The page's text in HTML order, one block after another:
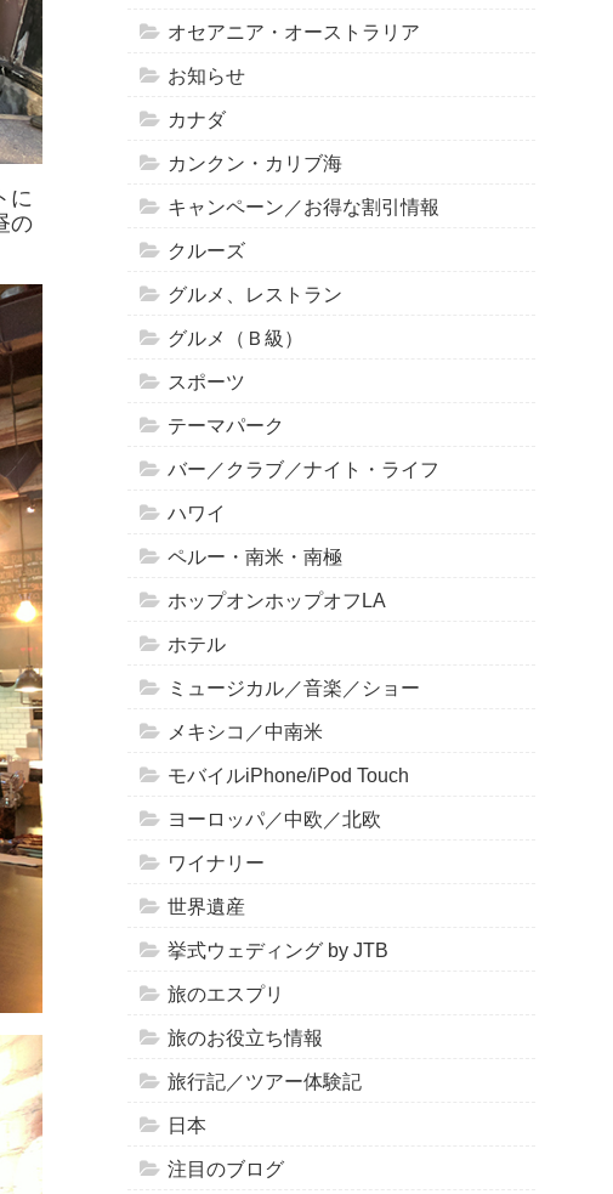
に
の
オセアニア・オーストラリア
お知らせ
カナダ
カンクン・カリブ海
キャンペーン／お得な割引情報
クルーズ
グルメ、レストラン
グルメ（Ｂ級）
スポーツ
テーマパーク
バー／クラブ／ナイト・ライフ
ハワイ
ペルー・南米・南極
ホップオンホップオフLA
ホテル
ミュージカル／音楽／ショー
メキシコ／中南米
モバイルiPhone/iPod Touch
ヨーロッパ／中欧／北欧
ワイナリー
世界遺産
挙式ウェディング by JTB
旅のエスプリ
旅のお役立ち情報
旅行記／ツアー体験記
日本
注目のブログ